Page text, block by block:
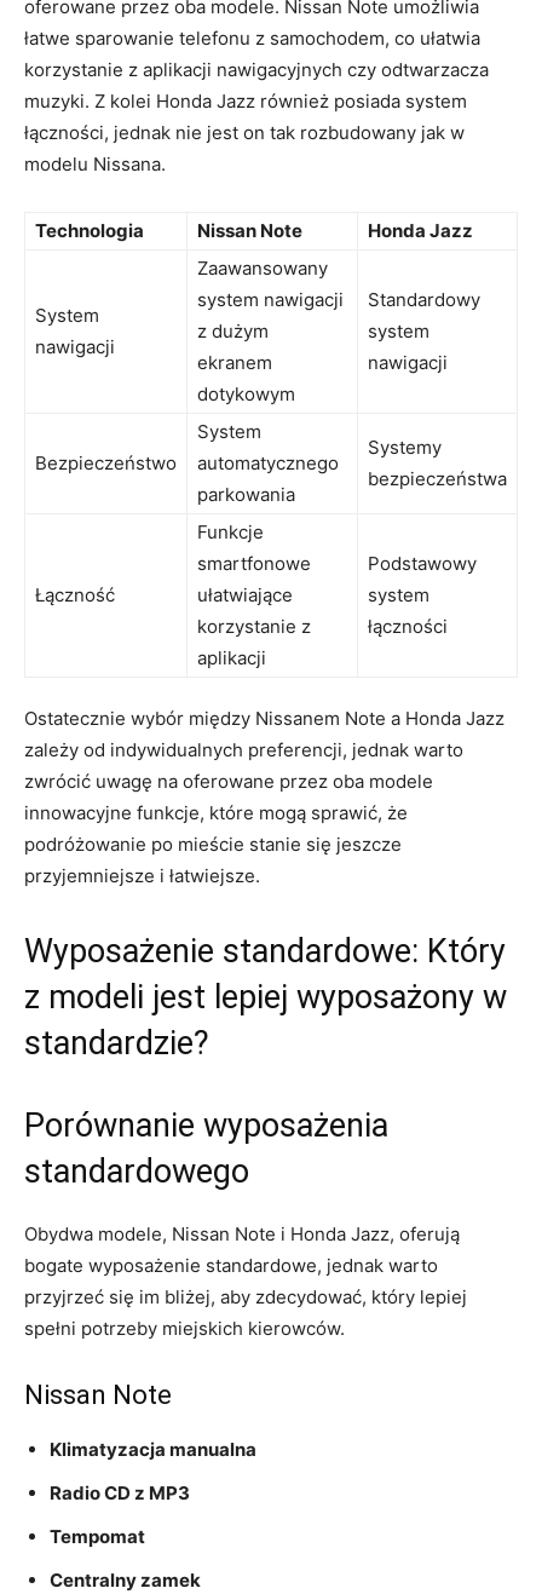
⁢oferowane przez oba ‌modele. Nissan Note umożliwia
łatwe sparowanie⁣ telefonu z‍ samochodem, co ​ułatwia
korzystanie z aplikacji nawigacyjnych czy odtwarzacza
muzyki. Z kolei ​Honda Jazz ​również ‍posiada system
łączności, jednak⁤ nie jest ⁣on tak rozbudowany jak w
modelu Nissana.
Technologia Nissan⁢ Note Honda‍ Jazz
System
nawigacji
Zaawansowany
system ⁢nawigacji‌
z dużym‌
ekranem​
dotykowym
Standardowy
system
‌nawigacji
Bezpieczeństwo
System
⁣automatycznego
parkowania
Systemy​
bezpieczeństwa
Łączność
Funkcje
smartfonowe
⁣ułatwiające‌
korzystanie z
aplikacji
Podstawowy
‍system
łączności
Ostatecznie wybór między Nissanem Note ‌a Honda Jazz
zależy od ​indywidualnych preferencji, jednak ​warto ​
zwrócić uwagę na⁣ oferowane przez oba⁤ modele
‍innowacyjne‌ funkcje,⁢ które mogą sprawić, ⁤że‍
podróżowanie po mieście ⁢stanie się⁣ jeszcze
przyjemniejsze i ⁤łatwiejsze.
Wyposażenie standardowe: Który
‌z modeli jest lepiej wyposażony w ​
standardzie?
Porównanie‍ wyposażenia
standardowego
Obydwa⁢ modele, ‍Nissan Note i‌ Honda Jazz, oferują
bogate wyposażenie ⁣standardowe, jednak warto
przyjrzeć⁢ się ⁢im‌ bliżej, aby zdecydować, który lepiej
spełni ⁢potrzeby ⁤miejskich kierowców.
Nissan Note
Klimatyzacja⁢ manualna
Radio CD ‌z MP3
Tempomat
Centralny zamek